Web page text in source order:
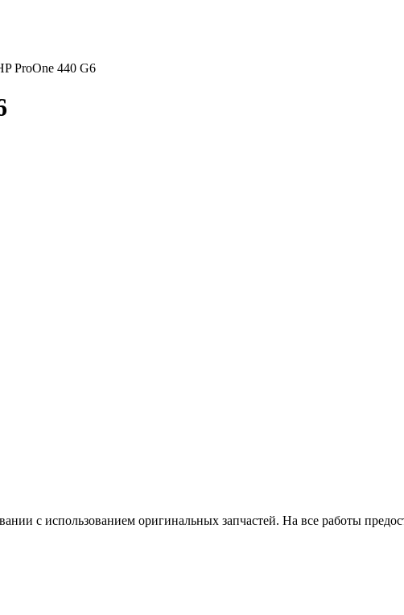
ProOne 440 G6
с использованием оригинальных запчастей. На все работы